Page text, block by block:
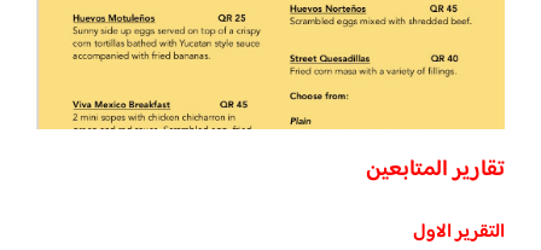
تقارير المتابعين
التقرير الاول